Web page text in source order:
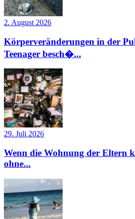
2. August 2026
Körperveränderungen in der
Teenager besch�...
29. Juli 2026
Wenn die Wohnung der Eltern
ohne...